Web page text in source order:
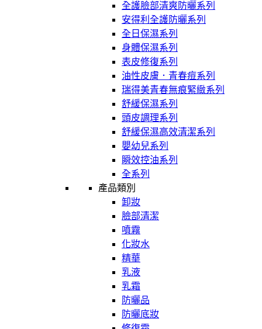
全護臉部清爽防曬系列
安得利全護防曬系列
全日保濕系列
身體保濕系列
表皮修復系列
油性皮膚．青春痘系列
瑞得美青春無痕緊緻系列
舒緩保濕系列
頭皮調理系列
舒緩保濕高效清潔系列
嬰幼兒系列
瞬效控油系列
全系列
產品類別
卸妝
臉部清潔
噴霧
化妝水
精華
乳液
乳霜
防曬品
防曬底妝